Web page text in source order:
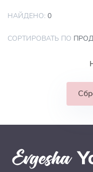
НАЙДЕНО: 0
СОРТИРОВАТЬ ПО